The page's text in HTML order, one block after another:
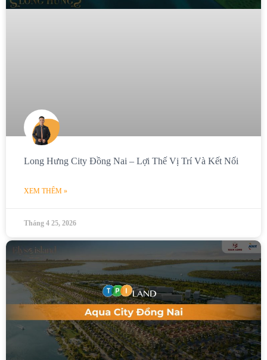
Long Hưng City Đồng Nai – Lợi Thế Vị Trí Và Kết Nối
XEM THÊM »
Tháng 4 25, 2026